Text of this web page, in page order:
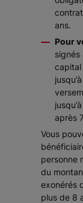
ans.
Pour
signés
capital
après
Vous
personne
du
exonérés
plus de 8